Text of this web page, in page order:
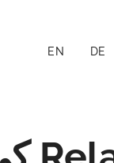
EN DE